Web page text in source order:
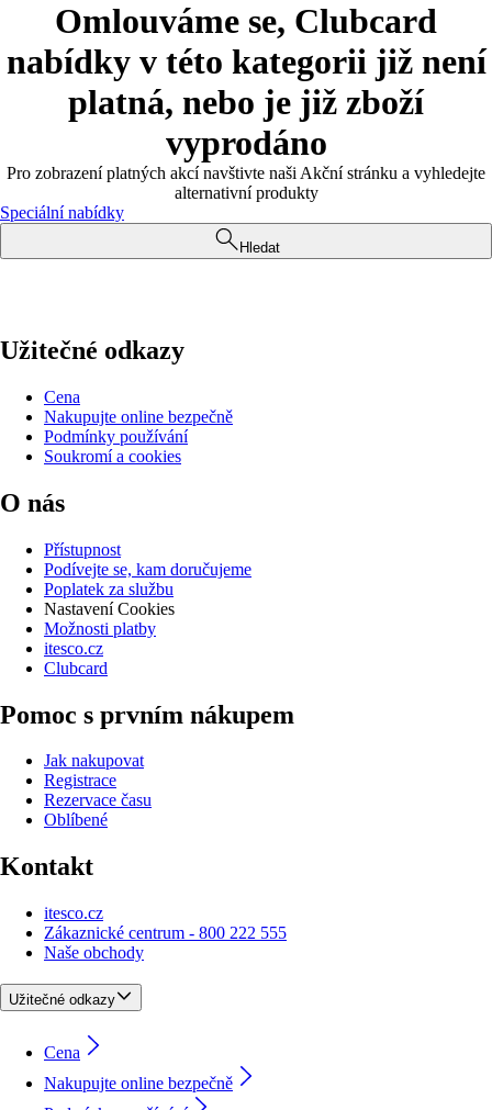
Omlouváme se, Clubcard
nabídky v této kategorii již není
platná, nebo je již zboží
vyprodáno
Pro zobrazení platných akcí navštivte naši Akční stránku a vyhledejte
alternativní produkty
Speciální nabídky
Hledat
Užitečné odkazy
Cena
Nakupujte online bezpečně
Podmínky používání
Soukromí a cookies
O nás
Přístupnost
Podívejte se, kam doručujeme
Poplatek za službu
Nastavení Cookies
Možnosti platby
itesco.cz
Clubcard
Pomoc s prvním nákupem
Jak nakupovat
Registrace
Rezervace času
Oblíbené
Kontakt
itesco.cz
Zákaznické centrum - 800 222 555
Naše obchody
Užitečné odkazy
Cena
Nakupujte online bezpečně